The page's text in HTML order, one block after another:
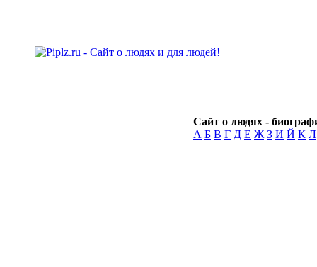
Сайт о людях -
А Б В Г Д Е Ж З И Й К Л